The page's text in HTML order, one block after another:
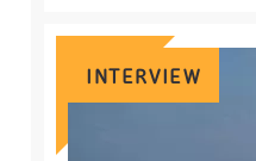
INTERVIEW